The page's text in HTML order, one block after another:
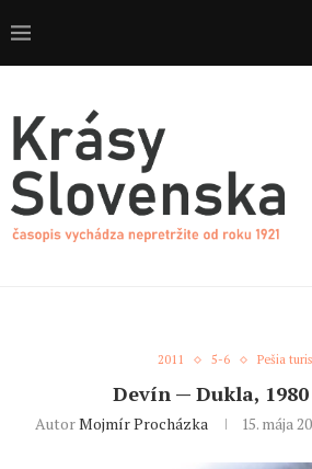
2011 5-6 Pešia
Devín — Dukla,
AutorMojmír Procházka 15. mája